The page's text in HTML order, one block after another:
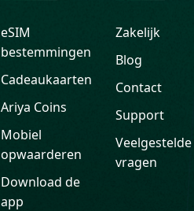
eSIM
bestemmingen
Cadeaukaarten
Ariya Coins
Mobiel
opwaarderen
Download de
app
Zakelijk
Blog
Contact
Support
Veelgestelde
vragen